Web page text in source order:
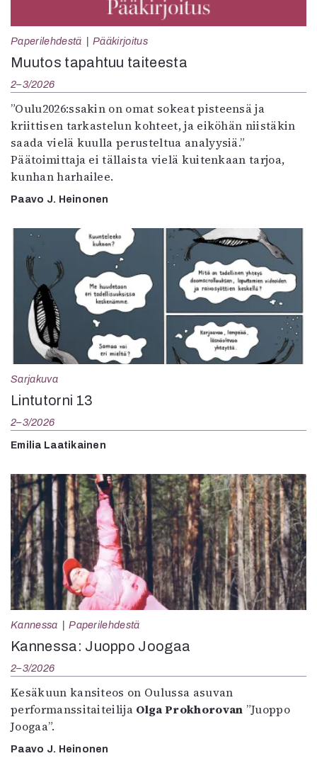
Paperilehdestä Pääkirjoitus
Muutos tapahtuu taiteesta
2–3/2026
”Oulu2026:ssakin on omat sokeat pisteensä ja
kriittisen tarkastelun kohteet, ja eiköhän niistäkin
saada vielä kuulla perusteltua analyysiä.”
Päätoimittaja ei tällaista vielä kuitenkaan tarjoa,
kunhan harhailee.
Paavo J. Heinonen
Sarjakuva
Lintutorni 13
2–3/2026
Emilia Laatikainen
Kannessa Paperilehdestä
Kannessa: Juoppo Joogaa
2–3/2026
Kesäkuun kansiteos on Oulussa asuvan
performanssitaiteilija Olga Prokhorovan ”Juoppo
Joogaa”.
Paavo J. Heinonen